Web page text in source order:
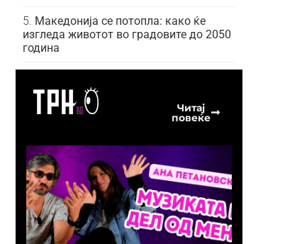
Македонија се потопла: како ќе
изгледа животот во градовите до 2050
година
Читај
повеќе